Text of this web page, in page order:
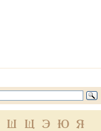
Ш Щ Э Ю Я